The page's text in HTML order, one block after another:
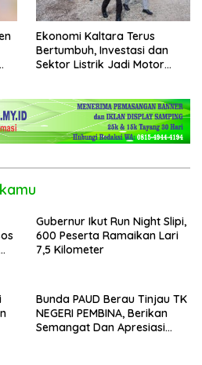
Ekonomi Kaltara Terus
Bertumbuh, Investasi dan
Sektor Listrik Jadi Motor
Gubernur Ikut Run Night Slipi,
600 Peserta Ramaikan Lari
7,5 Kilometer
Bunda PAUD Berau Tinjau TK
NEGERI PEMBINA, Berikan
Semangat Dan Apresiasi